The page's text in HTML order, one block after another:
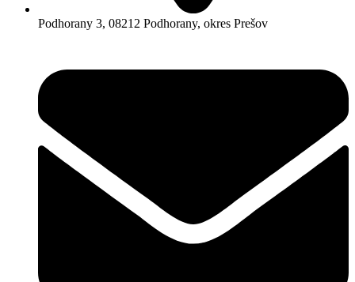
Podhorany 3, 08212 Podhorany, okres Prešov